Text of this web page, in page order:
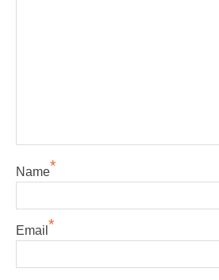
Name*
Email *